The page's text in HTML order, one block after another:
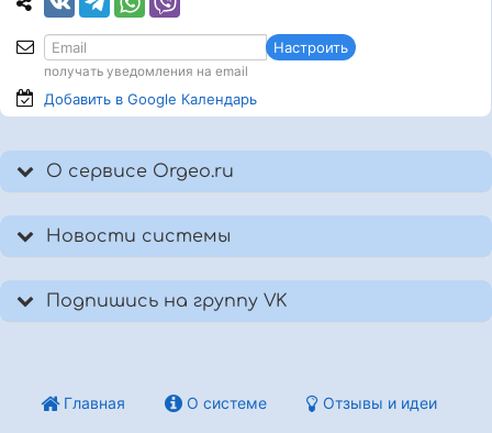
Настроить
получать уведомления на email
Добавить в Google Календарь
О сервисе Orgeo.ru
Новости системы
Подпишись на группу VK
Главная О системе Отзывы и идеи